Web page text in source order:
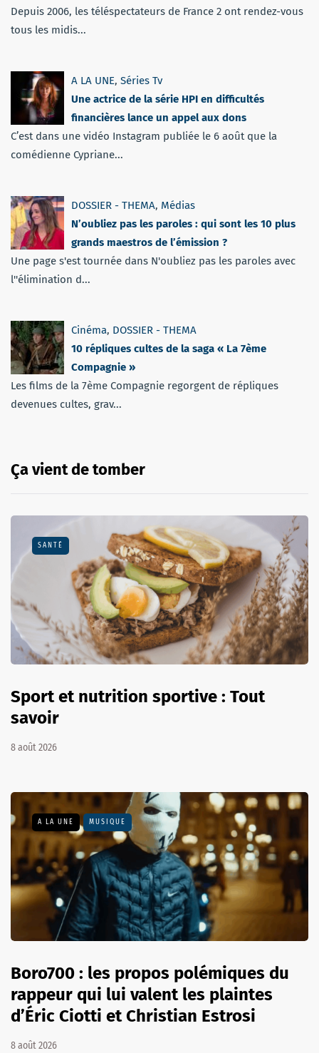
Depuis 2006, les téléspectateurs de France 2 ont rendez-vous
tous les midis...
A LA UNE, Séries Tv
Une actrice de la série HPI en difficultés
financières lance un appel aux dons
C’est dans une vidéo Instagram publiée le 6 août que la
comédienne Cypriane...
DOSSIER - THEMA, Médias
N’oubliez pas les paroles : qui sont les 10 plus
grands maestros de l’émission ?
Une page s'est tournée dans N'oubliez pas les paroles avec
l''élimination d...
Cinéma, DOSSIER - THEMA
10 répliques cultes de la saga « La 7ème
Compagnie »
Les films de la 7ème Compagnie regorgent de répliques
devenues cultes, grav...
Ça vient de tomber
SANTÉ
Sport et nutrition sportive : Tout
savoir
8 août 2026
A LA UNE MUSIQUE
Boro700 : les propos polémiques du
rappeur qui lui valent les plaintes
d’Éric Ciotti et Christian Estrosi
8 août 2026